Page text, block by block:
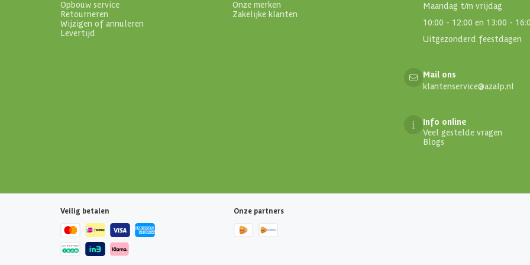
Opbouw service
Retourneren
Wijzigen of annuleren
Levertijd
Onze merken
Zakelijke klanten
Maandag t/m vrijdag
10:00 - 12:00 en 13:00 -
Uitgezonderd feestdagen
Mail ons
klantenservice@azalp.nl
Info online
Veel gestelde vragen
Blogs
Veilig betalen Onze partners